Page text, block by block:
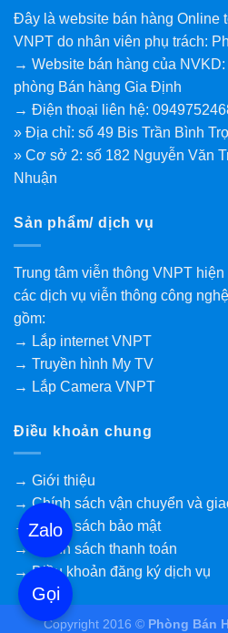
Đây là website bán hàng Online
VNPT do nhân viên phụ trách:
→ Website bán hàng của
phòng Bán hàng Gia Định
→ Điện thoại liên hệ:
» Địa chỉ: số 49 Bis Trần Bình
» Cơ sở 2: số 182 Nguyễn Văn
Nhuận
Sản phẩm/ dịch vụ
Trung tâm viễn thông VNPT
các dịch vụ viễn thông công
gồm:
→ Lắp internet VNPT
→ Truyền hình My TV
→ Lắp Camera VNPT
Điều khoản chung
→ Giới thiệu
→ Chính sách vận chuyển và
→ Chính sách bảo mật
→ Chính sách thanh toán
→ Điều khoản đăng ký dịch vụ
Copyright 2016 © Phòng Bán
Zalo
Gọi